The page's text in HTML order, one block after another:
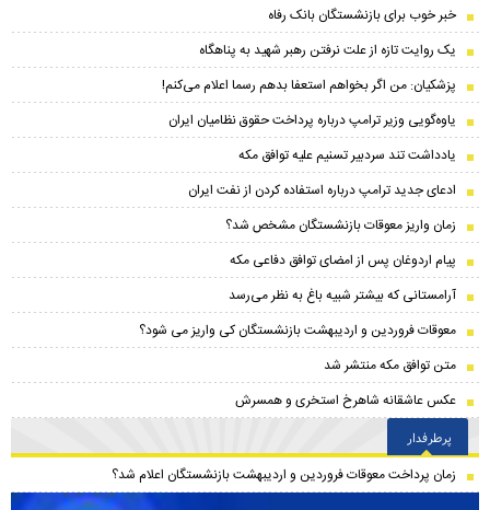
خبر خوب برای بازنشستگان بانک رفاه
یک روایت تازه از علت نرفتن رهبر شهید به پناهگاه
پزشکیان: من اگر بخواهم استعفا بدهم رسما اعلام می‌کنم!
یاوه‌گویی وزیر ترامپ درباره پرداخت حقوق نظامیان ایران
یادداشت تند سردبیر تسنیم علیه توافق مکه
ادعای جدید ترامپ درباره استفاده کردن از نفت ایران
زمان واریز معوقات بازنشستگان مشخص شد؟
پیام اردوغان پس از امضای توافق دفاعی مکه
آرامستانی که بیشتر شبیه باغ به نظر می‌رسد
معوقات فروردین و اردیبهشت بازنشستگان کی واریز می شود؟
متن توافق مکه منتشر شد
عکس عاشقانه شاهرخ استخری و همسرش
پرطرفدار
زمان پرداخت معوقات فروردین و اردیبهشت بازنشستگان اعلام شد؟